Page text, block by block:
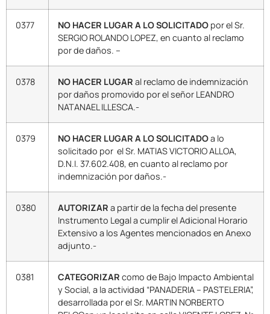
0377 NO HACER LUGAR A LO SOLICITADO por el Sr.
SERGIO ROLANDO LOPEZ, en cuanto al reclamo
por de daños. –
0378 NO HACER LUGAR al reclamo de indemnización
por daños promovido por el señor LEANDRO
NATANAEL ILLESCA.-
0379 NO HACER LUGAR A LO SOLICITADOa lo
solicitado por el Sr. MATIAS VICTORIO ALLOA,
D.N.I. 37.602.408, en cuanto al reclamo por
indemnización por daños.-
0380 AUTORIZAR a partir de la fecha del presente
Instrumento Legal a cumplir el Adicional Horario
Extensivo a los Agentes mencionados en Anexo
adjunto.-
0381 CATEGORIZAR como de Bajo Impacto Ambiental
y Social, a la actividad “PANADERIA – PASTELERIA”,
desarrollada por el Sr. MARTIN NORBERTO